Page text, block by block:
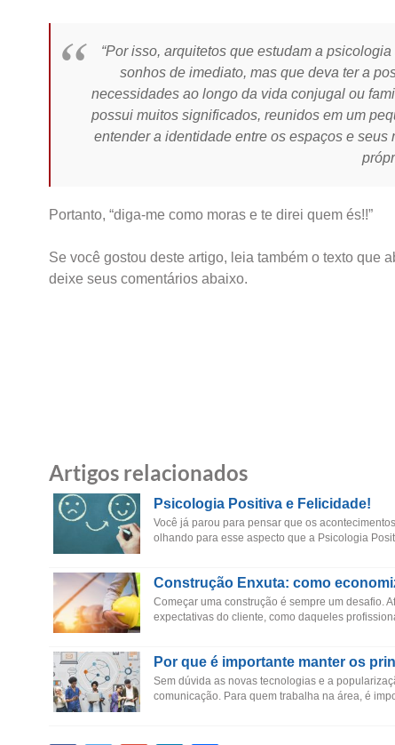
“Por isso, arquitetos que estudam a
sonhos de imediato, mas que deva ter a
necessidades ao longo da vida conjugal ou
possui muitos significados, reunidos em um
entender a identidade entre os espaços e
Portanto, “diga-me como moras e te direi quem és!!”
Se você gostou deste artigo, leia também o texto que
deixe seus comentários abaixo.
Artigos relacionados
Psicologia Positiva e Felicidade!
Você já parou para pensar que os
olhando para esse aspecto que a Psicologia
Construção Enxuta: como
Começar uma construção é sempre um desafio.
expectativas do cliente, como daqueles
Por que é importante manter os
Sem dúvida as novas tecnologias e a
comunicação. Para quem trabalha na área, é